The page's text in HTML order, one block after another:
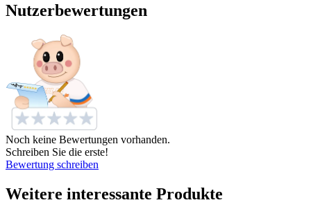
Nutzerbewertungen
Noch keine Bewertungen vorhanden.
Schreiben Sie die erste!
Bewertung schreiben
Weitere interessante Produkte